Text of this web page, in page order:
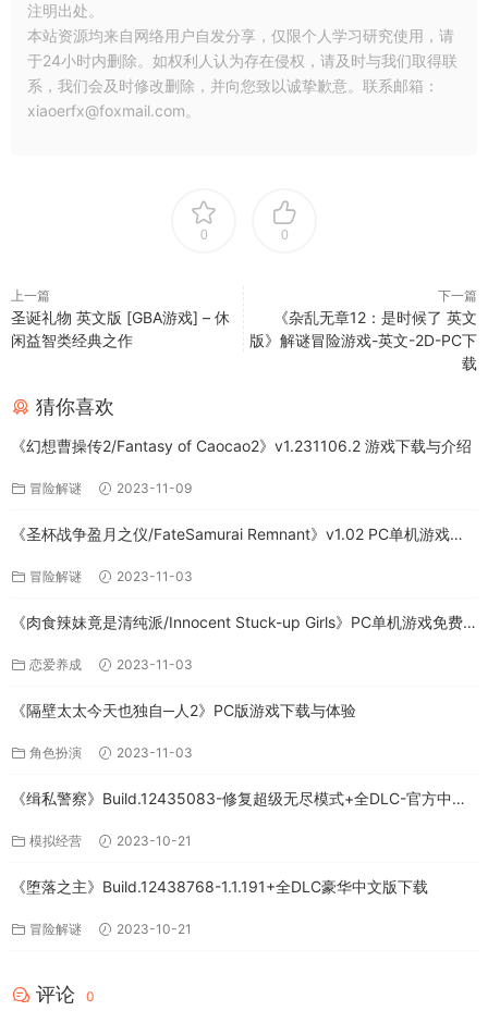
注明出处。
本站资源均来自网络用户自发分享，仅限个人学习研究使用，请
于24小时内删除。如权利人认为存在侵权，请及时与我们取得联
系，我们会及时修改删除，并向您致以诚挚歉意。联系邮箱：
xiaoerfx@foxmail.com。
0 0
上一篇
圣诞礼物 英文版 [GBA游戏] – 休
闲益智类经典之作
下一篇
《杂乱无章12：是时候了 英文
版》解谜冒险游戏-英文-2D-PC下
载
猜你喜欢
《幻想曹操传2/Fantasy of Caocao2》v1.231106.2 游戏下载与介绍
冒险解谜 2023-11-09
《圣杯战争盈月之仪/FateSamurai Remnant》v1.02 PC单机游戏下
冒险解谜 2023-11-03
《肉食辣妹竟是清纯派/Innocent Stuck-up Girls》PC单机游戏免费
恋爱养成 2023-11-03
《隔壁太太今天也独自─人2》PC版游戏下载与体验
角色扮演 2023-11-03
《缉私警察》Build.12435083-修复超级无尽模式+全DLC-官方中文-
模拟经营 2023-10-21
《堕落之主》Build.12438768-1.1.191+全DLC豪华中文版下载
冒险解谜 2023-10-21
评论 0